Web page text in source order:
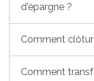
d'épargne ?
Comment
Comment